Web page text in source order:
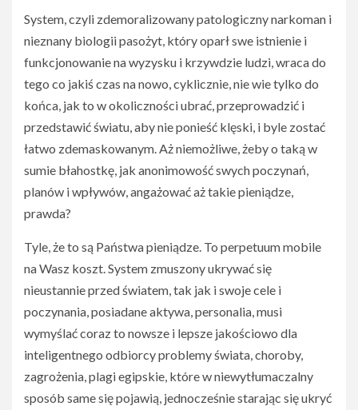
System, czyli zdemoralizowany patologiczny narkoman i
nieznany biologii pasożyt, który oparł swe istnienie i
funkcjonowanie na wyzysku i krzywdzie ludzi, wraca do
tego co jakiś czas na nowo, cyklicznie, nie wie tylko do
końca, jak to w okoliczności ubrać, przeprowadzić i
przedstawić światu, aby nie ponieść klęski, i byle zostać
łatwo zdemaskowanym. Aż niemożliwe, żeby o taką w
sumie błahostkę, jak anonimowość swych poczynań,
planów i wpływów, angażować aż takie pieniądze,
prawda?
Tyle, że to są Państwa pieniądze. To perpetuum mobile
na Wasz koszt. System zmuszony ukrywać się
nieustannie przed światem, tak jak i swoje cele i
poczynania, posiadane aktywa, personalia, musi
wymyślać coraz to nowsze i lepsze jakościowo dla
inteligentnego odbiorcy problemy świata, choroby,
zagrożenia, plagi egipskie, które w niewytłumaczalny
sposób same się pojawią, jednocześnie starając się ukryć